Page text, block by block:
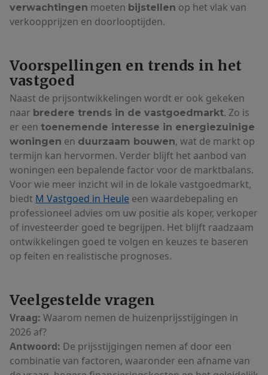
verwachtingen moeten bijstellen op het vlak van
verkoopprijzen en doorlooptijden.
Voorspellingen en trends in het
vastgoed
Naast de prijsontwikkelingen wordt er ook gekeken
naar bredere trends in de vastgoedmarkt. Zo is
er een toenemende interesse in energiezuinige
woningen en duurzaam bouwen, wat de markt op
termijn kan hervormen. Verder blijft het aanbod van
woningen een bepalende factor voor de marktbalans.
Voor wie meer inzicht wil in de lokale vastgoedmarkt,
biedt M Vastgoed in Heule een waardebepaling en
professioneel advies om uw positie als koper, verkoper
of investeerder goed te begrijpen. Het blijft raadzaam
ontwikkelingen goed te volgen en keuzes te baseren
op feiten en realistische prognoses.
Veelgestelde vragen
Vraag: Waarom nemen de huizenprijsstijgingen in
2026 af?
Antwoord: De prijsstijgingen nemen af door een
combinatie van factoren, waaronder een afname van